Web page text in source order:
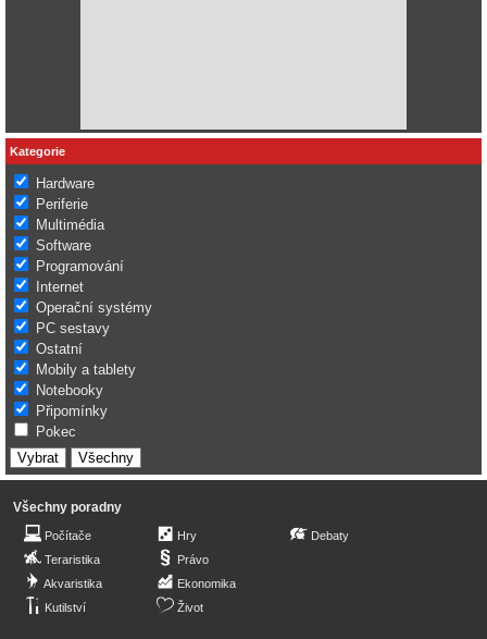
Kategorie
Hardware
Periferie
Multimédia
Software
Programování
Internet
Operační systémy
PC sestavy
Ostatní
Mobily a tablety
Notebooky
Připomínky
Pokec
Všechny poradny
Počítače
Teraristika
Akvaristika
Kutilství
Hry
Právo
Ekonomika
Život
Debaty